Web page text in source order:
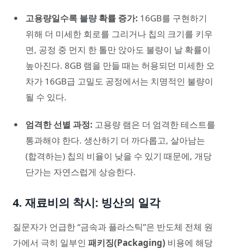
고용량일수록 불량 확률 증가: 16GB를 구현하기
위해 더 미세한 회로를 그리거나 칩의 크기를 키우
면, 공정 중 먼지 한 톨만 앉아도 불량이 날 확률이
높아진다. 8GB 램을 만들 때는 허용되던 미세한 오
차가 16GB급 고밀도 공정에서는 치명적인 불량이
될 수 있다.
엄격한 선별 과정: 고용량 램은 더 엄격한 테스트를
통과해야 한다. 생산하기 더 까다롭고, 살아남는
(합격하는) 칩의 비율이 낮을 수 있기 때문에, 개당
단가는 자연스럽게 상승한다.
4. 재료비의 착시: 빙산의 일각
질문자가 언급한 “금속과 플라스틱”은 반도체 전체 원
가에서 극히 일부인 패키징(Packaging) 비용에 해당